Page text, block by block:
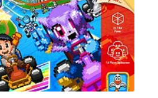
2: The Modern Days